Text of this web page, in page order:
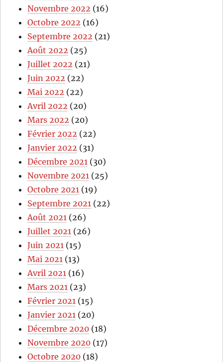
Novembre 2022 (16)
Octobre 2022 (16)
Septembre 2022 (21)
Août 2022 (25)
Juillet 2022 (21)
Juin 2022 (22)
Mai 2022 (22)
Avril 2022 (20)
Mars 2022 (20)
Février 2022 (22)
Janvier 2022 (31)
Décembre 2021 (30)
Novembre 2021 (25)
Octobre 2021 (19)
Septembre 2021 (22)
Août 2021 (26)
Juillet 2021 (26)
Juin 2021 (15)
Mai 2021 (13)
Avril 2021 (16)
Mars 2021 (23)
Février 2021 (15)
Janvier 2021 (20)
Décembre 2020 (18)
Novembre 2020 (17)
Octobre 2020 (18)